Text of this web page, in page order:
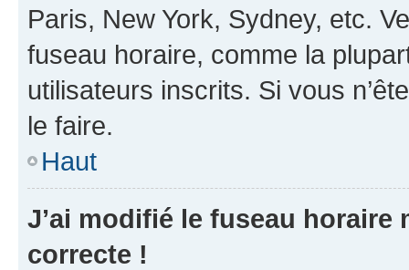
Paris, New York, Sydney, etc.
fuseau horaire, comme la
utilisateurs inscrits. Si vous
le faire.
Haut
J’ai modifié le fuseau horaire
correcte !